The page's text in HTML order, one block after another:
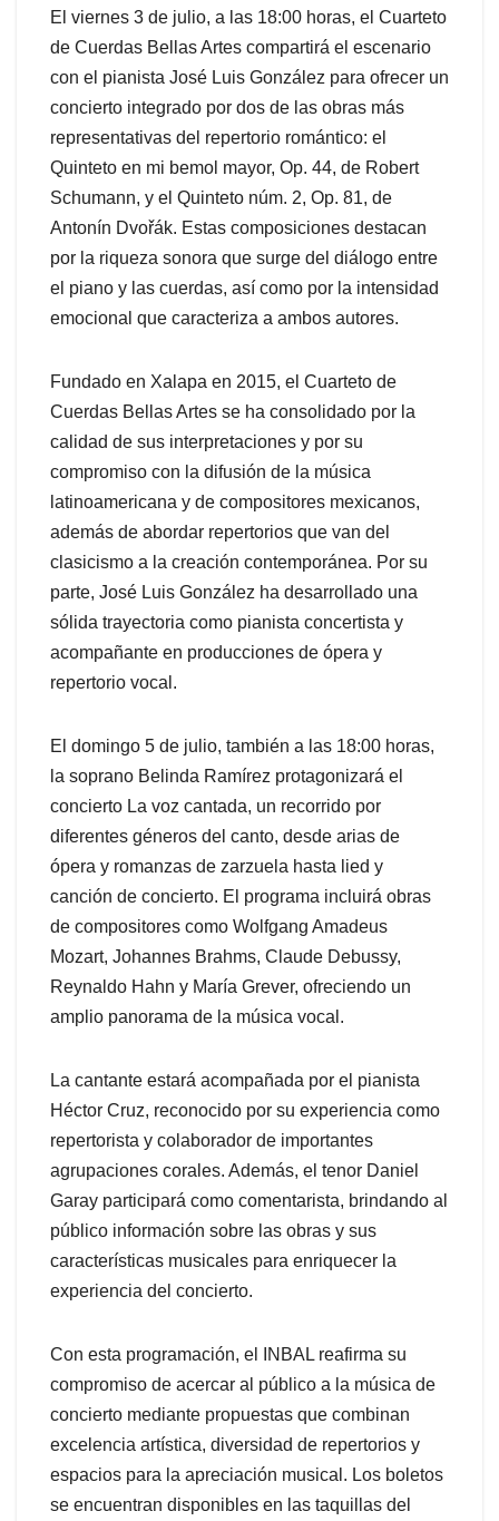
El viernes 3 de julio, a las 18:00 horas, el Cuarteto
de Cuerdas Bellas Artes compartirá el escenario
con el pianista José Luis González para ofrecer un
concierto integrado por dos de las obras más
representativas del repertorio romántico: el
Quinteto en mi bemol mayor, Op. 44, de Robert
Schumann, y el Quinteto núm. 2, Op. 81, de
Antonín Dvořák. Estas composiciones destacan
por la riqueza sonora que surge del diálogo entre
el piano y las cuerdas, así como por la intensidad
emocional que caracteriza a ambos autores.
Fundado en Xalapa en 2015, el Cuarteto de
Cuerdas Bellas Artes se ha consolidado por la
calidad de sus interpretaciones y por su
compromiso con la difusión de la música
latinoamericana y de compositores mexicanos,
además de abordar repertorios que van del
clasicismo a la creación contemporánea. Por su
parte, José Luis González ha desarrollado una
sólida trayectoria como pianista concertista y
acompañante en producciones de ópera y
repertorio vocal.
El domingo 5 de julio, también a las 18:00 horas,
la soprano Belinda Ramírez protagonizará el
concierto La voz cantada, un recorrido por
diferentes géneros del canto, desde arias de
ópera y romanzas de zarzuela hasta lied y
canción de concierto. El programa incluirá obras
de compositores como Wolfgang Amadeus
Mozart, Johannes Brahms, Claude Debussy,
Reynaldo Hahn y María Grever, ofreciendo un
amplio panorama de la música vocal.
La cantante estará acompañada por el pianista
Héctor Cruz, reconocido por su experiencia como
repertorista y colaborador de importantes
agrupaciones corales. Además, el tenor Daniel
Garay participará como comentarista, brindando al
público información sobre las obras y sus
características musicales para enriquecer la
experiencia del concierto.
Con esta programación, el INBAL reafirma su
compromiso de acercar al público a la música de
concierto mediante propuestas que combinan
excelencia artística, diversidad de repertorios y
espacios para la apreciación musical. Los boletos
se encuentran disponibles en las taquillas del